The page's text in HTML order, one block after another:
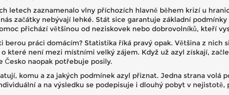
letech zaznamenalo vlny příchozích hlavně během krizí u
začátky nebývají lehké. Stát sice garantuje základní
přichází většinou od neziskovek nebo dobrovolníků, kteří
berou práci domácím? Statistika říká pravý opak. Většina z nich
které není mezi místními velký zájem. Když už azyl získají,
Česko naopak potřebuje posily.
komu a za jakých podmínek azyl přiznat. Jedna strana volá
a na výsledku se podepisuje i dlouhý pobyt v